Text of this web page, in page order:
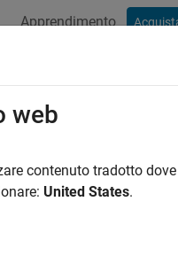
Apprendimento
web
contenuto tradotto
United States.